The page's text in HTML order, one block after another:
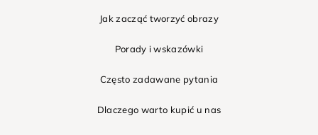
Jak zacząć tworzyć obrazy
Porady i wskazówki
Często zadawane pytania
Dlaczego warto kupić u nas